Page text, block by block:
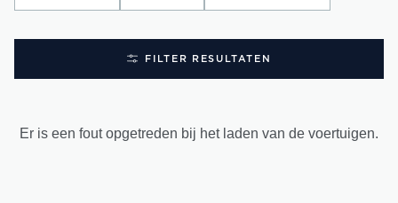
FILTER RESULTATEN
Er is een fout opgetreden bij het laden van de voertuigen.